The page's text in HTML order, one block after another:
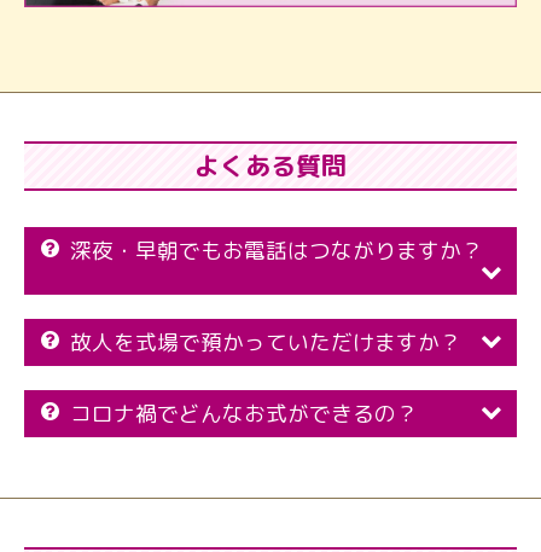
よくある質問
深夜・早朝でもお電話はつながりますか？
故人を式場で預かっていただけますか？
コロナ禍でどんなお式ができるの？